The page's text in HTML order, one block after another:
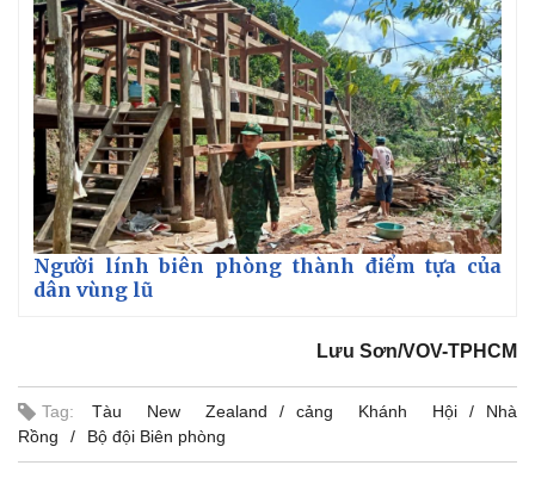
Thế giới
Quan sát
Cuộc sống đó đây
Multimedia
Ảnh
Người lính biên phòng thành điểm tựa của
dân vùng lũ
Lưu Sơn/VOV-TPHCM
Tag: Tàu New Zealand cảng Khánh Hội
Nhà
Rồng
Bộ đội Biên phòng